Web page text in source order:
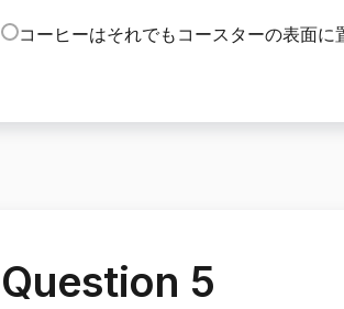
コーヒーはそれでもコースターの表面に
Question 5